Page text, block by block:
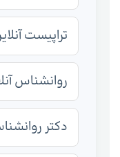
تراپیست
روانشناس
دکتر